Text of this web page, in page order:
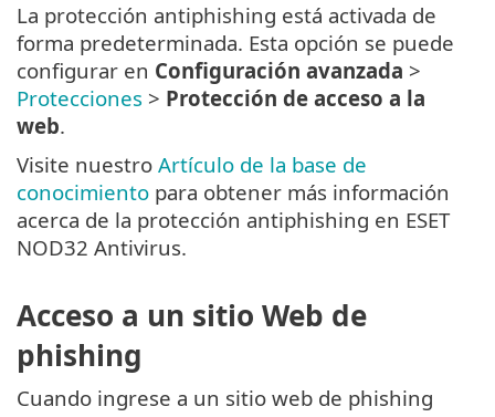
La protección antiphishing está activada de
forma predeterminada. Esta opción se puede
configurar en Configuración avanzada >
Protecciones > Protección de acceso a la
web.
Visite nuestro Artículo de la base de
conocimiento para obtener más información
acerca de la protección antiphishing en ESET
NOD32 Antivirus.
Acceso a un sitio Web de
phishing
Cuando ingrese a un sitio web de phishing